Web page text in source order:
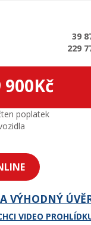
39
229
900Kč
poplatek
VÝHODNÝ
VIDEO